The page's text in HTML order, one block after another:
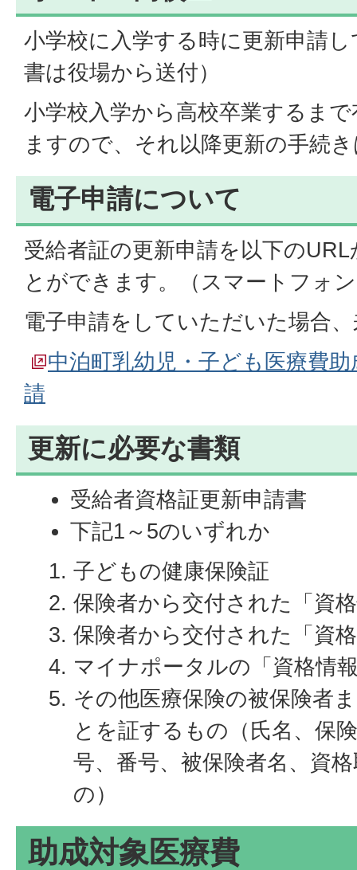
小学校に入学する時に更新申請
書は役場から送付）
小学校入学から高校卒業するま
ますので、それ以降更新の手続
電子申請について
受給者証の更新申請を以下の
とができます。（スマートフォ
電子申請をしていただいた場合
中泊町乳幼児・子ども医療費
請
更新に必要な書類
受給者資格証更新申請書
下記1～5のいずれか
子どもの健康保険証
保険者から交付された「資
保険者から交付された「資
マイナポータルの「資格情
その他医療保険の被保険者
とを証するもの（氏名、保
号、番号、被保険者名、資
の）
助成対象医療費